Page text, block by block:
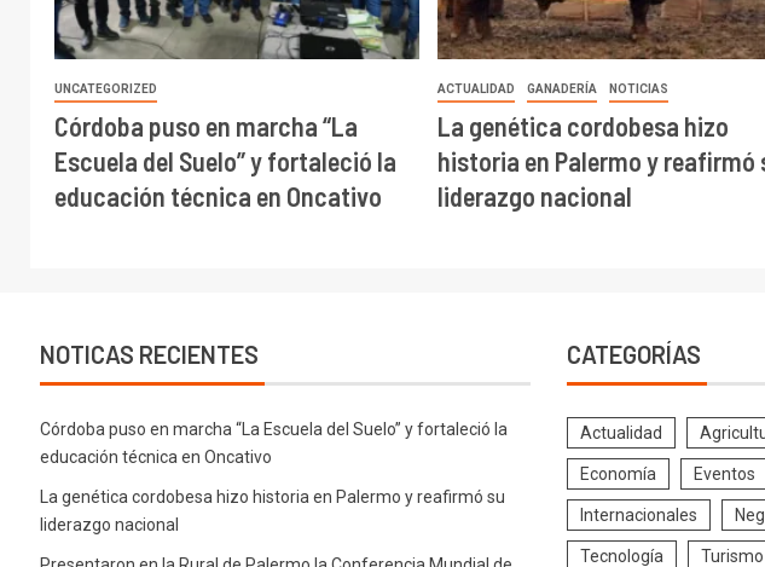
UNCATEGORIZED
Córdoba puso en marcha “La
Escuela del Suelo” y fortaleció la
educación técnica en Oncativo
ACTUALIDAD GANADERÍA NOTICIAS
La genética cordobesa hizo
historia en Palermo y reafirmó
liderazgo nacional
NOTICAS RECIENTES
Córdoba puso en marcha “La Escuela del Suelo” y fortaleció la
educación técnica en Oncativo
La genética cordobesa hizo historia en Palermo y reafirmó su
liderazgo nacional
CATEGORÍAS
Actualidad
Economía Eventos
Internacionales
Tecnología Turismo